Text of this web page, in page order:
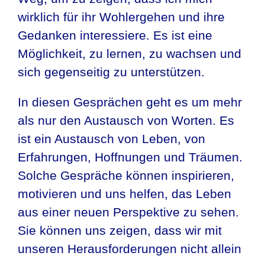
wirklich für ihr Wohlergehen und ihre
Gedanken interessiere. Es ist eine
Möglichkeit, zu lernen, zu wachsen und
sich gegenseitig zu unterstützen.
In diesen Gesprächen geht es um mehr
als nur den Austausch von Worten. Es
ist ein Austausch von Leben, von
Erfahrungen, Hoffnungen und Träumen.
Solche Gespräche können inspirieren,
motivieren und uns helfen, das Leben
aus einer neuen Perspektive zu sehen.
Sie können uns zeigen, dass wir mit
unseren Herausforderungen nicht allein